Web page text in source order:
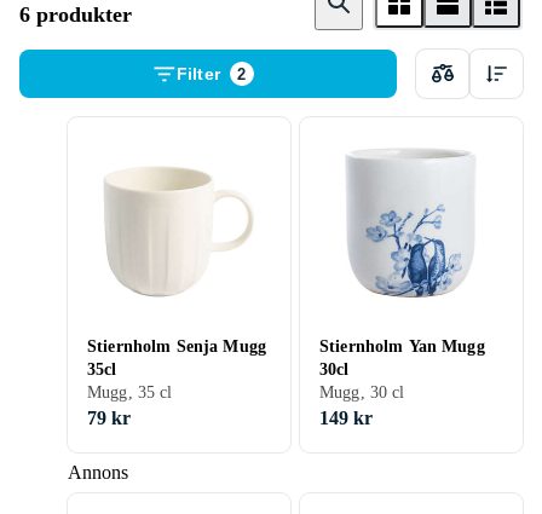
6 produkter
Filter 2
Annons
Stiernholm Senja Mugg
35cl
Mugg, 35 cl
79 kr
Stiernholm Yan Mugg
30cl
Mugg, 30 cl
149 kr